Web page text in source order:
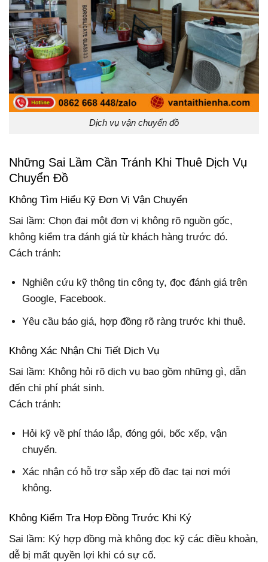
Dịch vụ vận chuyển đồ
Những Sai Lầm Cần Tránh Khi Thuê Dịch Vụ
Chuyển Đồ
Không Tìm Hiểu Kỹ Đơn Vị Vận Chuyển
Sai lầm: Chọn đại một đơn vị không rõ nguồn gốc,
không kiểm tra đánh giá từ khách hàng trước đó.
Cách tránh:
Nghiên cứu kỹ thông tin công ty, đọc đánh giá trên
Google, Facebook.
Yêu cầu báo giá, hợp đồng rõ ràng trước khi thuê.
Không Xác Nhận Chi Tiết Dịch Vụ
Sai lầm: Không hỏi rõ dịch vụ bao gồm những gì, dẫn
đến chi phí phát sinh.
Cách tránh:
Hỏi kỹ về phí tháo lắp, đóng gói, bốc xếp, vận
chuyển.
Xác nhận có hỗ trợ sắp xếp đồ đạc tại nơi mới
không.
Không Kiểm Tra Hợp Đồng Trước Khi Ký
Sai lầm: Ký hợp đồng mà không đọc kỹ các điều khoản,
dễ bị mất quyền lợi khi có sự cố.